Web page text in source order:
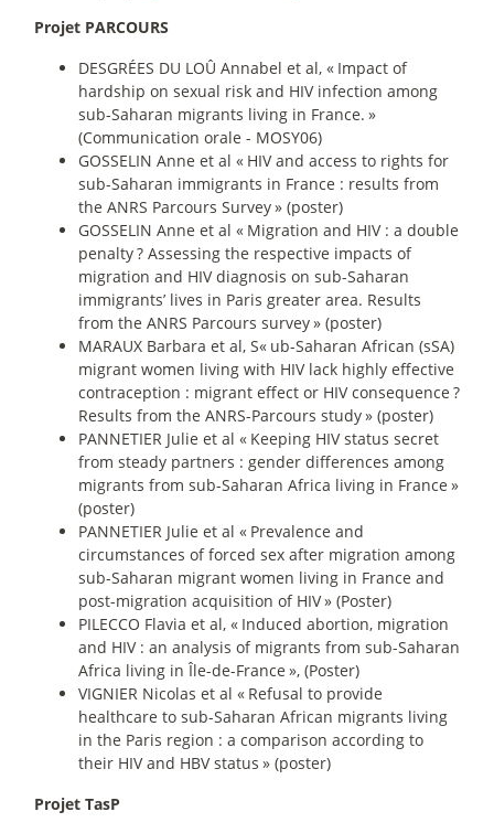
Projet PARCOURS
DESGRÉES DU LOÛ Annabel et al, « Impact of
hardship on sexual risk and HIV infection among
sub-Saharan migrants living in France. »
(Communication orale - MOSY06)
GOSSELIN Anne et al « HIV and access to rights for
sub-Saharan immigrants in France : results from
the ANRS Parcours Survey» (poster)
GOSSELIN Anne et al « Migration and HIV : a double
penalty? Assessing the respective impacts of
migration and HIV diagnosis on sub-Saharan
immigrants’ lives in Paris greater area. Results
from the ANRS Parcours survey» (poster)
MARAUX Barbara et al, S« ub-Saharan African (sSA)
migrant women living with HIV lack highly effective
contraception : migrant effect or HIV consequence ?
Results from the ANRS-Parcours study» (poster)
PANNETIER Julie et al « Keeping HIV status secret
from steady partners : gender differences among
migrants from sub-Saharan Africa living in France »
(poster)
PANNETIER Julie et al « Prevalence and
circumstances of forced sex after migration among
sub-Saharan migrant women living in France and
post-migration acquisition of HIV» (Poster)
PILECCO Flavia et al, « Induced abortion, migration
and HIV : an analysis of migrants from sub-Saharan
Africa living in Île-de-France », (Poster)
VIGNIER Nicolas et al « Refusal to provide
healthcare to sub-Saharan African migrants living
in the Paris region : a comparison according to
their HIV and HBV status » (poster)
Projet TasP